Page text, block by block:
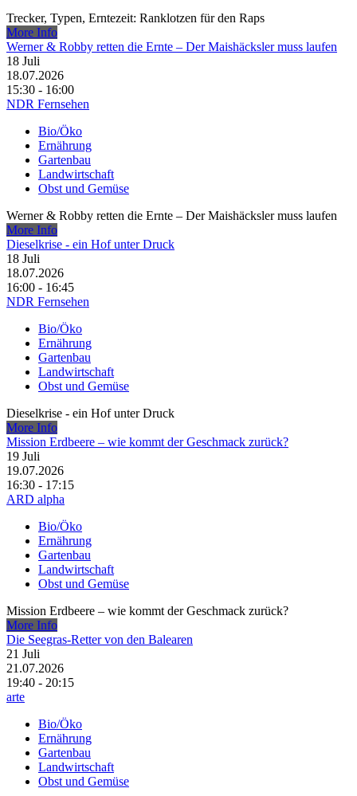
Trecker, Typen, Erntezeit: Ranklotzen für den Raps
More Info
Werner & Robby retten die Ernte – Der Maishäcksler muss laufen
18 Juli
18.07.2026
15:30 - 16:00
NDR Fernsehen
Bio/Öko
Ernährung
Gartenbau
Landwirtschaft
Obst und Gemüse
Werner & Robby retten die Ernte – Der Maishäcksler muss laufen
More Info
Dieselkrise - ein Hof unter Druck
18 Juli
18.07.2026
16:00 - 16:45
NDR Fernsehen
Bio/Öko
Ernährung
Gartenbau
Landwirtschaft
Obst und Gemüse
Dieselkrise - ein Hof unter Druck
More Info
Mission Erdbeere – wie kommt der Geschmack zurück?
19 Juli
19.07.2026
16:30 - 17:15
ARD alpha
Bio/Öko
Ernährung
Gartenbau
Landwirtschaft
Obst und Gemüse
Mission Erdbeere – wie kommt der Geschmack zurück?
More Info
Die Seegras-Retter von den Balearen
21 Juli
21.07.2026
19:40 - 20:15
arte
Bio/Öko
Ernährung
Gartenbau
Landwirtschaft
Obst und Gemüse